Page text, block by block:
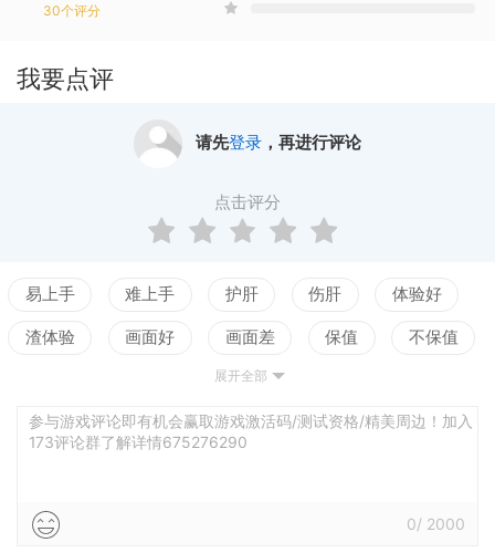
30个评分
我要点评
请先登录，再进行评论
点击评分
易上手 难上手 护肝 伤肝 体验好
渣体验 画面好 画面差 保值 不保值
测试
展开全部
参与游戏评论即有机会赢取游戏激活码/测试资格/精美周边！加入
173评论群了解详情675276290
0/ 2000